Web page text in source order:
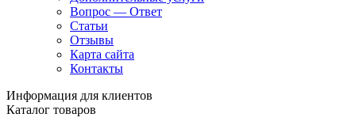
Вопрос — Ответ
Статьи
Отзывы
Карта сайта
Контакты
Информация для клиентов
Каталог товаров